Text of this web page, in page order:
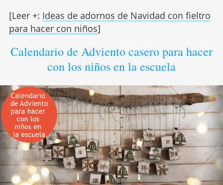
[Leer +: Ideas de adornos de Navidad con fieltro
para hacer con niños]
Calendario de Adviento casero para hacer
con los niños en la escuela